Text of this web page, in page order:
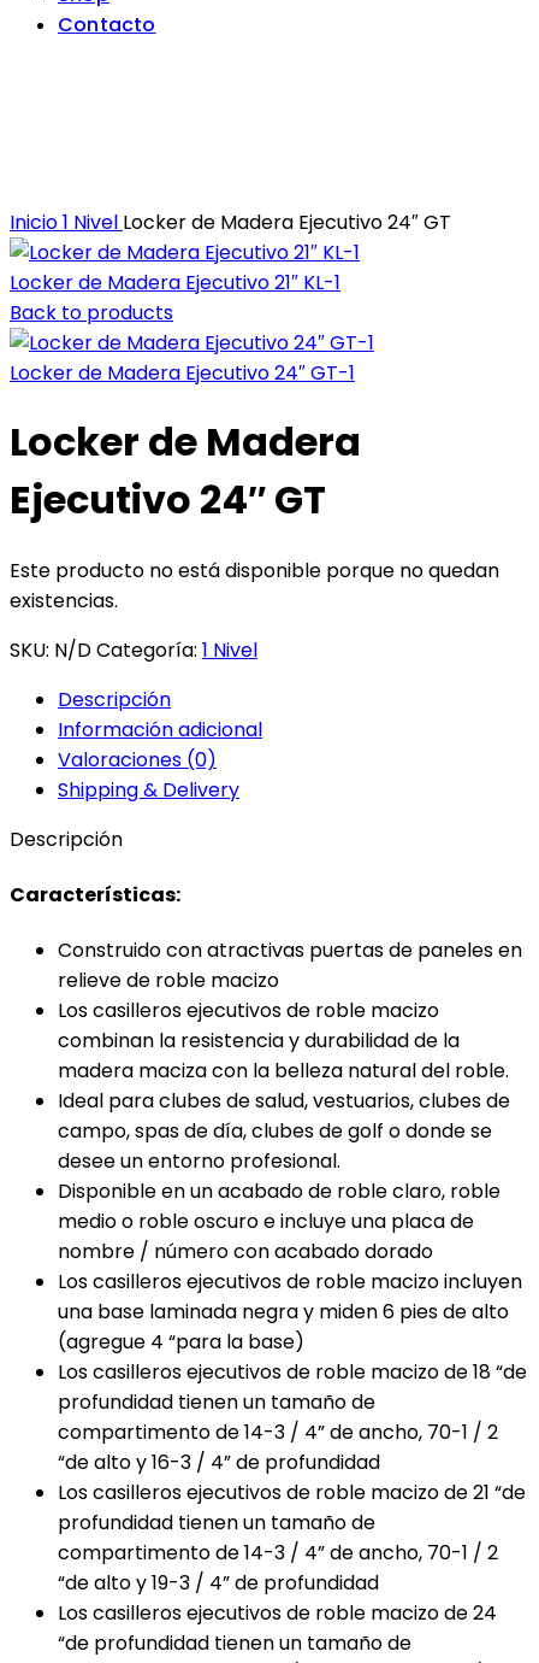
Contacto
Inicio1 Nivel Locker de Madera Ejecutivo 24″ GT
Locker de Madera Ejecutivo 21″ KL-1
Back to products
Locker de Madera Ejecutivo 24″ GT-1
Locker de Madera
Ejecutivo 24″ GT
Este producto no está disponible porque no quedan
existencias.
SKU: N/DCategoría: 1 Nivel
Descripción
Información adicional
Valoraciones (0)
Shipping & Delivery
Descripción
Características:
Construido con atractivas puertas de paneles en
relieve de roble macizo
Los casilleros ejecutivos de roble macizo
combinan la resistencia y durabilidad de la
madera maciza con la belleza natural del roble.
Ideal para clubes de salud, vestuarios, clubes de
campo, spas de día, clubes de golf o donde se
desee un entorno profesional.
Disponible en un acabado de roble claro, roble
medio o roble oscuro e incluye una placa de
nombre / número con acabado dorado
Los casilleros ejecutivos de roble macizo incluyen
una base laminada negra y miden 6 pies de alto
(agregue 4 “para la base)
Los casilleros ejecutivos de roble macizo de 18 “de
profundidad tienen un tamaño de
compartimento de 14-3 / 4” de ancho, 70-1 / 2
“de alto y 16-3 / 4” de profundidad
Los casilleros ejecutivos de roble macizo de 21 “de
profundidad tienen un tamaño de
compartimento de 14-3 / 4” de ancho, 70-1 / 2
“de alto y 19-3 / 4” de profundidad
Los casilleros ejecutivos de roble macizo de 24
“de profundidad tienen un tamaño de